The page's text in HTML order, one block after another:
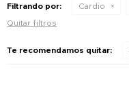
Filtrando por: Cardio
Quitar filtros
Te recomendamos quitar: